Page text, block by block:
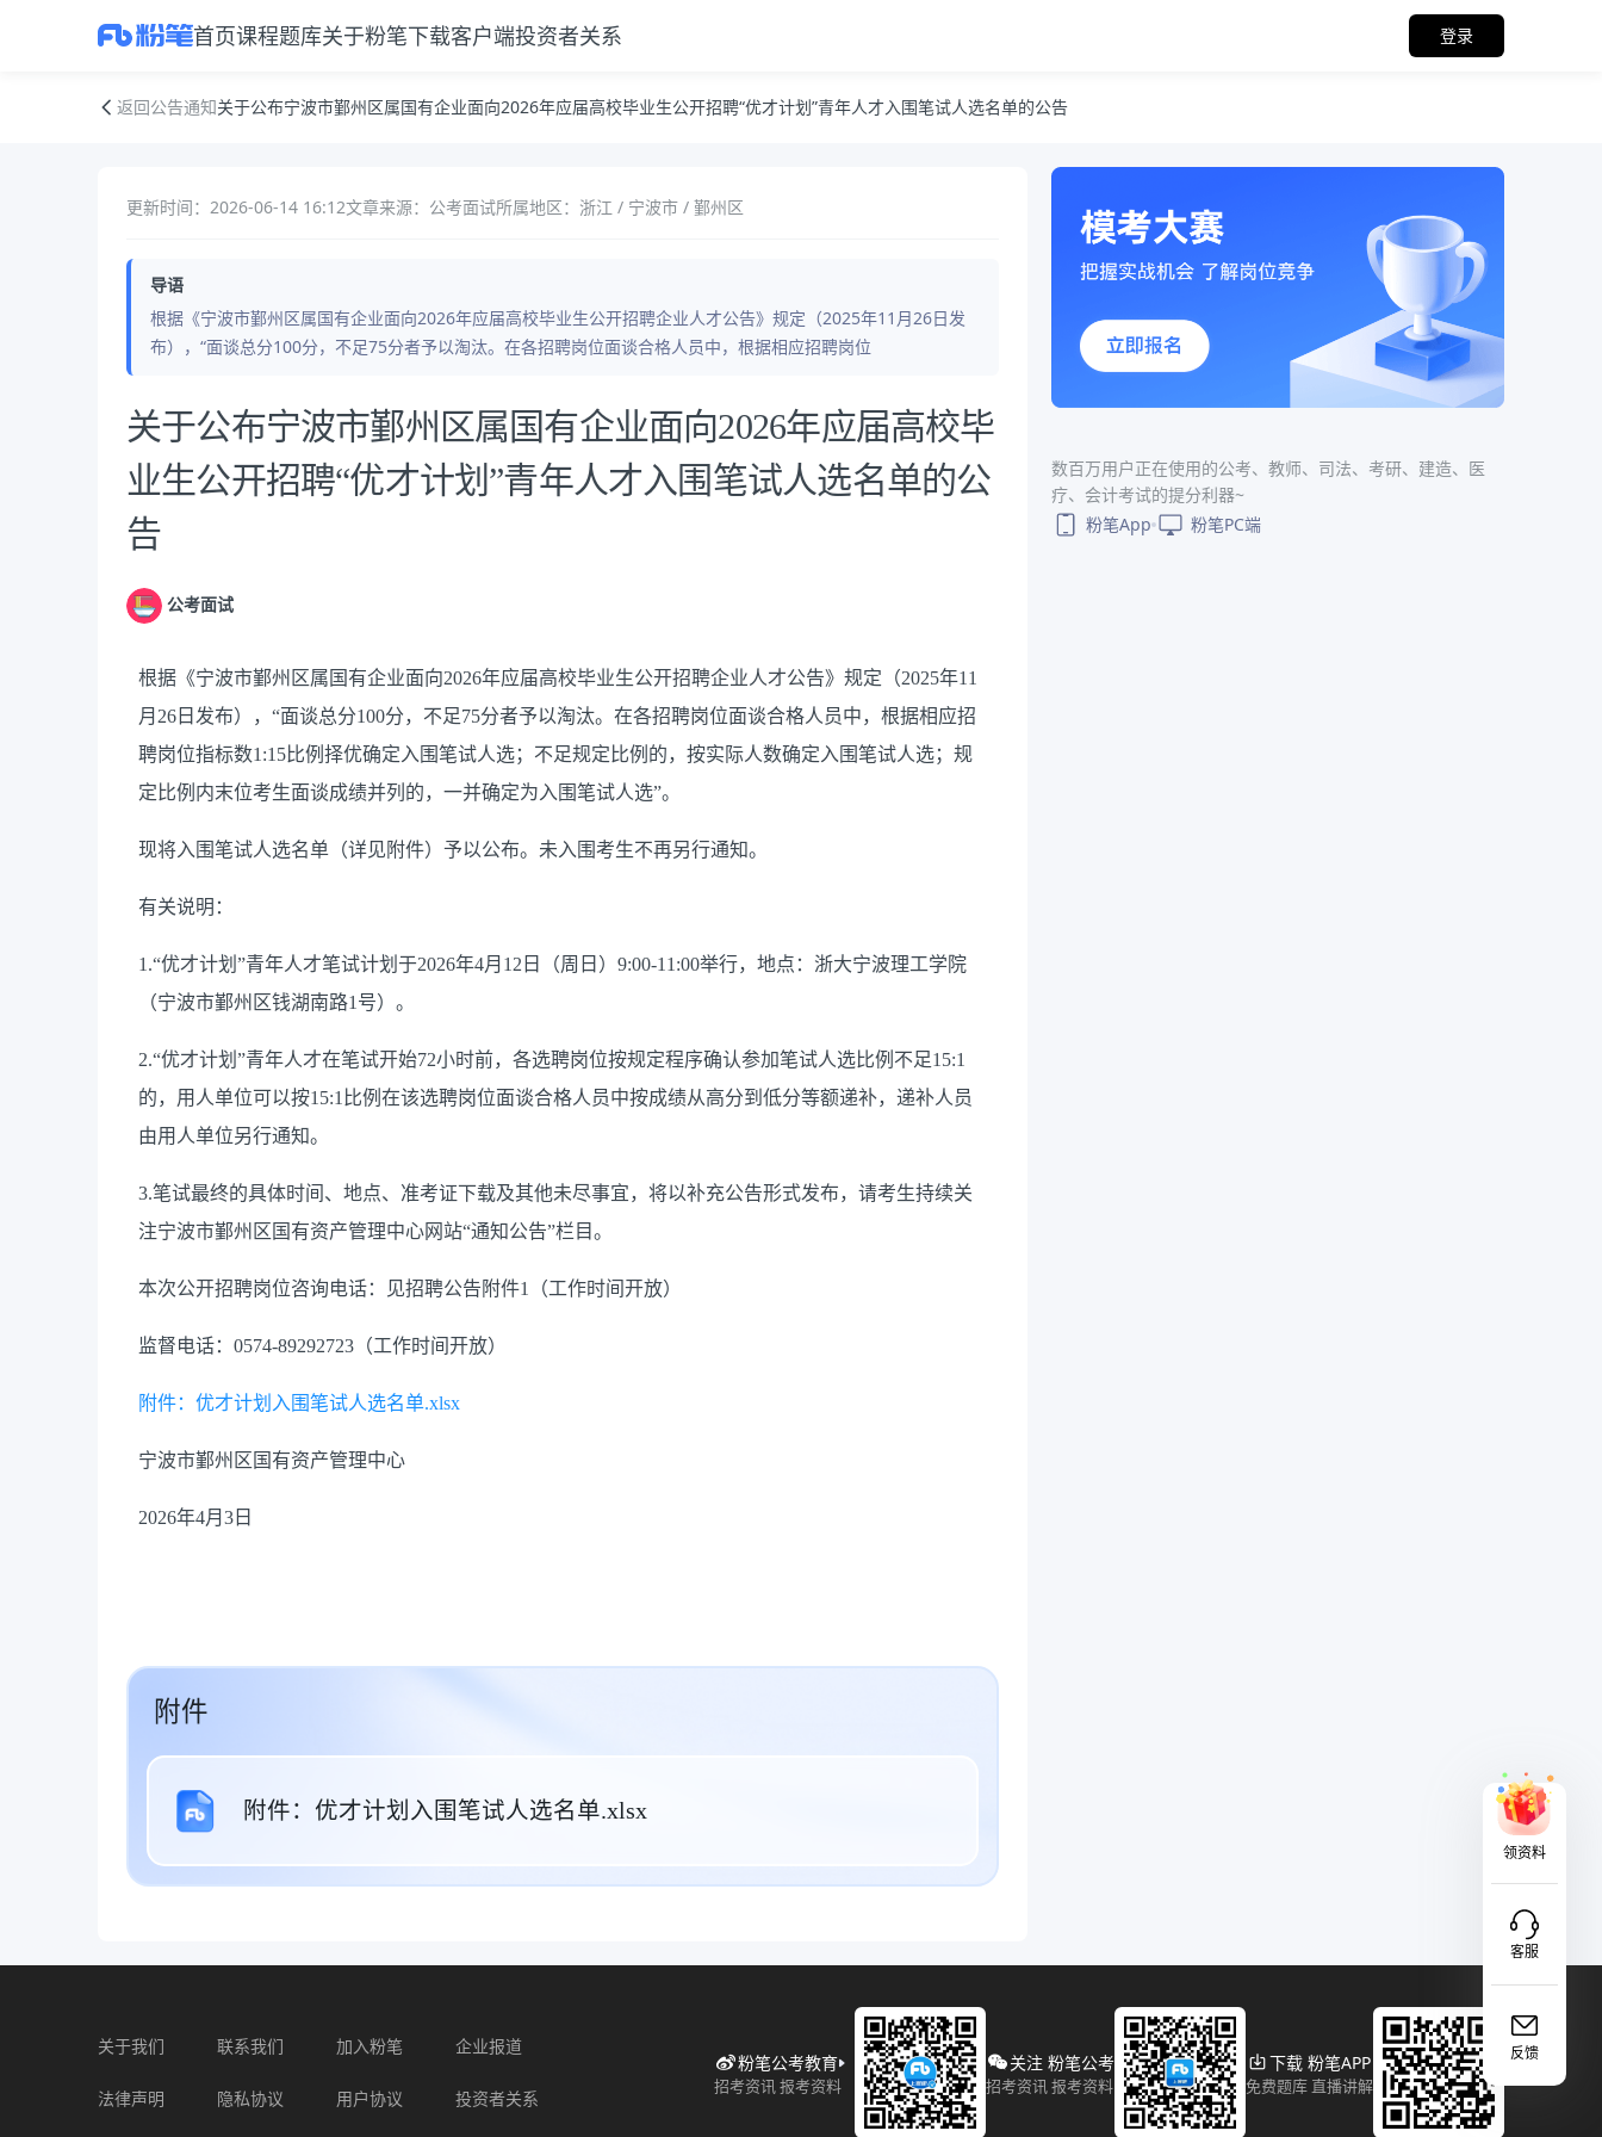
首页课程题库关于粉笔下载客户端投资者关系 登录
返回公告通知关于公布宁波市鄞州区属国有企业面向2026年应届高校毕业生公开招聘“优才计划”青年人才入围笔试人选名单的公告
更新时间：2026-06-14 16:12文章来源：公考面试所属地区：浙江 / 宁波市 / 鄞州区
导语
根据《宁波市鄞州区属国有企业面向2026年应届高校毕业生公开招聘企业人才公告》规定（2025年11月26日发
布），“面谈总分100分，不足75分者予以淘汰。在各招聘岗位面谈合格人员中，根据相应招聘岗位
公告正文
关于公布宁波市鄞州区属国有企业面向2026年应届高校毕
业生公开招聘“优才计划”青年人才入围笔试人选名单的公
告
公考面试
根据《宁波市鄞州区属国有企业面向2026年应届高校毕业生公开招聘企业人才公告》规定（2025年11
月26日发布）
， “面谈总分100分，不足75分者予以淘汰。在各招聘岗位面谈合格人员中，根据相应招
聘岗位指标数1:15比例择优确定入围笔试人选；不足规定比例的，按实际人数确定入围笔试人选；规
定比例内末位考生面谈成绩并列的，一并确定为入围笔试人选”。
现将入围笔试人选名单（详见附件）予以公布。未入围考生不再另行通知。
有关说明：
1.“优才计划”青年人才笔试计划于2026年4月12日（周日）9:00-11:00举行，地点：浙大宁波理工学院
（宁波市鄞州区钱湖南路1号）。
2.“优才计划”青年人才在笔试开始72小时前，各选聘岗位按规定程序确认参加笔试人选比例不足15:1
的，用人单位可以按15:1比例在该选聘岗位面谈合格人员中按成绩从高分到低分等额递补，递补人员
由用人单位另行通知。
3.笔试最终的具体时间、地点、准考证下载及其他未尽事宜，将以补充公告形式发布，请考生持续关
注宁波市鄞州区国有资产管理中心网站“通知公告”栏目。
本次公开招聘岗位咨询电话：见招聘公告附件1（工作时间开放）
监督电话：0574-89292723（工作时间开放）
附件：优才计划入围笔试人选名单.xlsx
宁波市鄞州区国有资产管理中心
2026年4月3日
附件
附件：优才计划入围笔试人选名单.xlsx
数百万用户正在使用的公考、教师、司法、考研、建造、医
疗、会计考试的提分利器~
粉笔App
粉笔PC端
领资料
客服
反馈
关于我们 联系我们 加入粉笔 企业报道
法律声明 隐私协议 用户协议 投资者关系
粉笔公考教育
招考资讯 报考资料
关注 粉笔公考
招考资讯 报考资料
下载 粉笔APP
免费题库 直播讲解